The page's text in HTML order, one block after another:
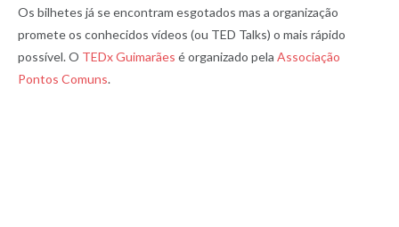
Os bilhetes já se encontram esgotados mas a organização
promete os conhecidos vídeos (ou TED Talks) o mais rápido
possível. O TEDx Guimarães é organizado pela Associação
Pontos Comuns.